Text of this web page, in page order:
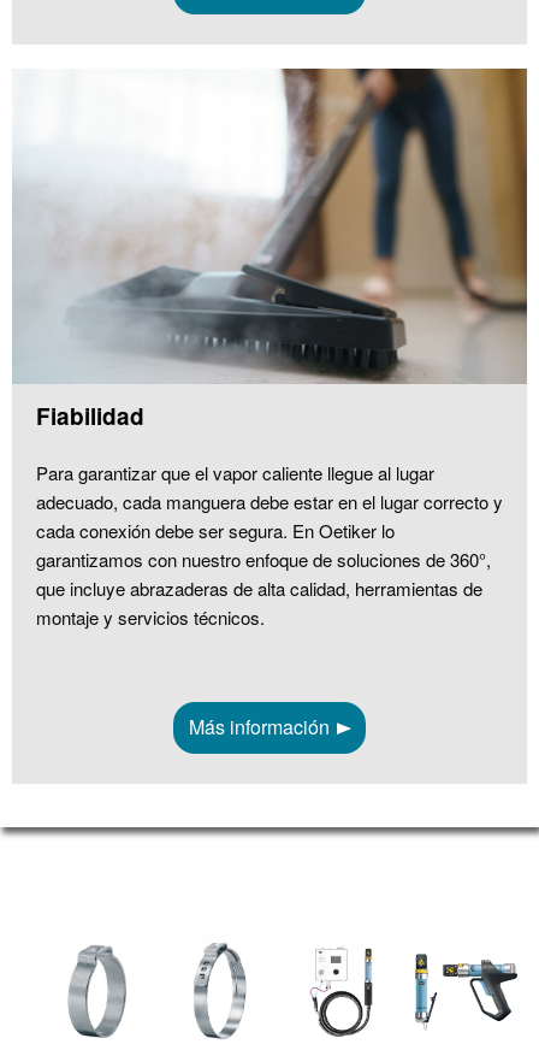
Fiabilidad
Para garantizar que el vapor caliente llegue al lugar
adecuado, cada manguera debe estar en el lugar correcto y
cada conexión debe ser segura. En Oetiker lo
garantizamos con nuestro enfoque de soluciones de 360°,
que incluye abrazaderas de alta calidad, herramientas de
montaje y servicios técnicos.
Más información